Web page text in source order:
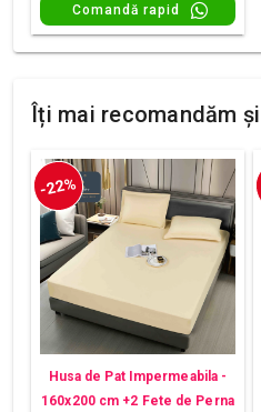
Comandă rapid
Îți mai recomandăm și
-22%
Husa de Pat Impermeabila -
160x200 cm +2 Fete de Perna